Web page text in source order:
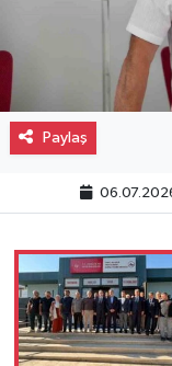
Paylaş